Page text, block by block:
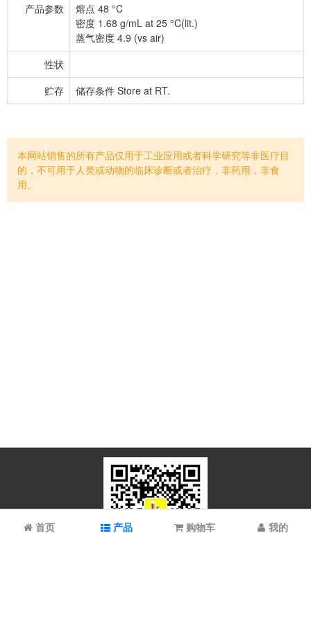
产品参数
熔点 48 °C
密度 1.68 g/mL at 25 °C(lit.)
蒸气密度 4.9 (vs air)
性状
贮存
储存条件 Store at RT.
本网站销售的所有产品仅用于工业应用或者科学研究等非医疗目
的，不可用于人类或动物的临床诊断或者治疗，非药用，非食
用。
首页 产品 购物车 我的